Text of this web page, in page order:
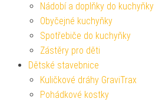
Nádobí a doplňky do kuchyňky
Obyčejné kuchyňky
Spotřebiče do kuchyňky
Zástěry pro děti
Dětské stavebnice
Kuličkové dráhy GraviTrax
Pohádkové kostky